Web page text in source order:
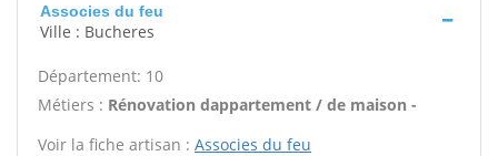
Associes du feu
Ville : Bucheres
Département: 10
Métiers : Rénovation dappartement / de maison -
Voir la fiche artisan : Associes du feu